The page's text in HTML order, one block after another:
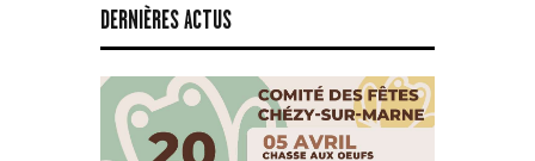
DERNIÈRES ACTUS